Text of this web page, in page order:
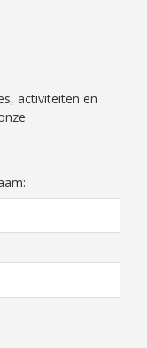
activiteiten en